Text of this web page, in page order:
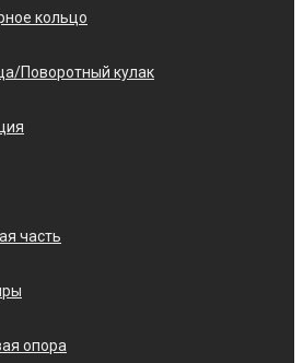
кольцо
Поворотный кулак
часть
опора